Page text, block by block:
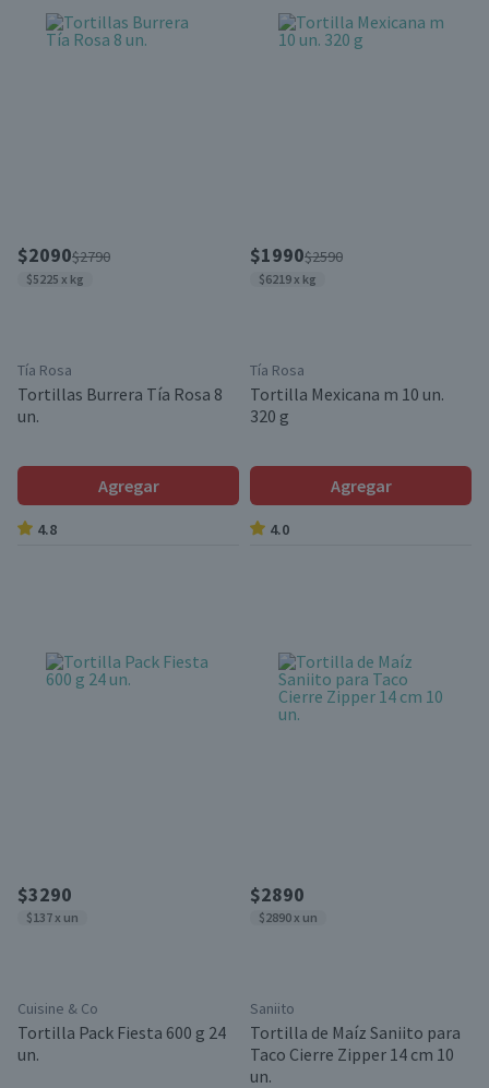
$2090$2790
$5225 x kg
Tía Rosa
Tortillas Burrera Tía Rosa 8
un.
Agregar
4.8
$1990$2590
$6219 x kg
Tía Rosa
Tortilla Mexicana m 10 un.
320 g
Agregar
4.0
$3290
$137 x un
Cuisine & Co
Tortilla Pack Fiesta 600 g 24
un.
$2890
$2890 x un
Saniito
Tortilla de Maíz Saniito para
Taco Cierre Zipper 14 cm 10
un.